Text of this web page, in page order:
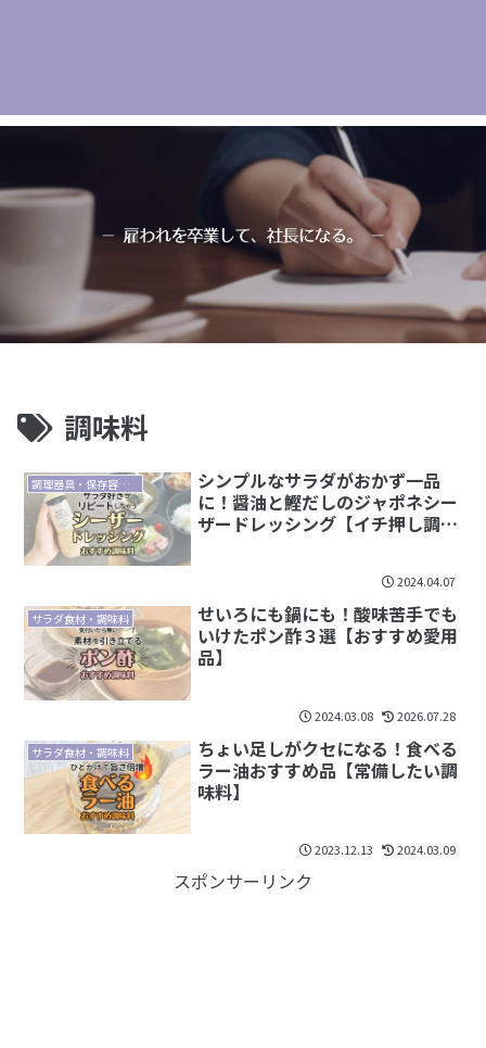
調味料
調理器具・保存容器・食器
シンプルなサラダがおかず一品
に！醤油と鰹だしのジャポネシー
ザードレッシング【イチ押し調味
2024.04.07
サラダ食材・調味料
せいろにも鍋にも！酸味苦手でも
いけたポン酢３選【おすすめ愛用
品】
2024.03.08 2026.07.28
サラダ食材・調味料
ちょい足しがクセになる！食べる
ラー油おすすめ品【常備したい調
味料】
2023.12.13 2024.03.09
スポンサーリンク